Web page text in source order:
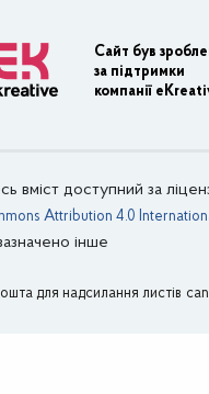
Транспортна інфраструктура
Внутрішній водний транспорт
Авіаційний транспорт
Поштовий зв’язок
Сайт був
за підтримки
компанії
вміст доступний за
Attribution 4.0
інше
для надсилання листів